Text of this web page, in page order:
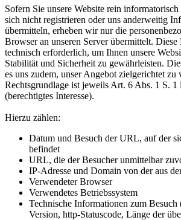
Sofern Sie unsere Website rein
sich nicht registrieren oder uns anderweitig
übermitteln, erheben wir nur die
Browser an unseren Server übermittelt.
technisch erforderlich, um Ihnen unsere
Stabilität und Sicherheit zu gewährleisten.
es uns zudem, unser Angebot zielgerichtet zu
Rechtsgrundlage ist jeweils Art. 6 Abs. 1 S.
(berechtigtes Interesse).
Hierzu zählen:
Datum und Besuch der URL, auf der
befindet
URL, die der Besucher unmittelbar
IP-Adresse und Domain von der aus
Verwendeter Browser
Verwendetes Betriebssystem
Technische Informationen zum
Version, http-Statuscode, Länge der